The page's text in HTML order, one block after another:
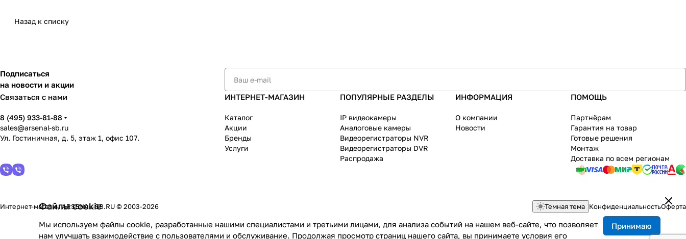
Назад к списку
Подписаться
на новости и акции
Связаться с нами
8 (495) 933-81-88
sales@arsenal-sb.ru
Ул. Гостиничная, д. 5, этаж 1, офис 107.
ИНТЕРНЕТ-МАГАЗИН
Каталог
Акции
Бренды
Услуги
ПОПУЛЯРНЫЕ РАЗДЕЛЫ
IP видеокамеры
Аналоговые камеры
Видеорегистраторы NVR
Видеорегистраторы DVR
Распродажа
ИНФОРМАЦИЯ
О компании
Новости
ПОМОЩЬ
Партнёрам
Гарантия на товар
Готовые решения
Монтаж
Доставка по всем регионам
Интернет-магазин ARSENAL-SB.RU © 2003-2026 Темная тема КонфиденциальностьОферта
Файлы cookie
Мы используем файлы cookie, разработанные нашими специалистами и третьими лицами, для анализа событий на нашем веб-сайте, что позволяет
нам улучшать взаимодействие с пользователями и обслуживание. Продолжая просмотр страниц нашего сайта, вы принимаете условия его
Принимаю